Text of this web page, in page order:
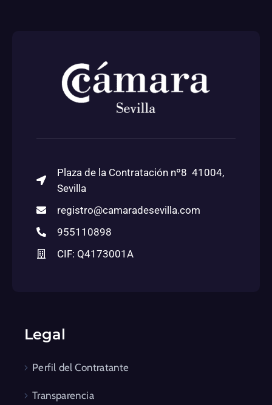
Plaza de la Contratación nº8 41004,
Sevilla
registro@camaradesevilla.com
955110898
CIF: Q4173001A
Legal
Perfil del Contratante
Transparencia